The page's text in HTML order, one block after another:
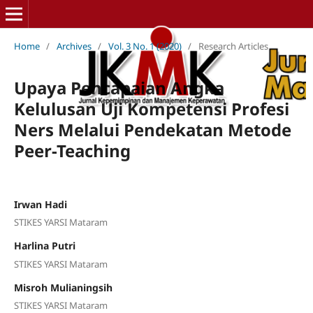
Home / Archives / Vol. 3 No. 1 (2020) / Research Articles
Upaya Pencapaian Angka
Kelulusan Uji Kompetensi Profesi
Ners Melalui Pendekatan Metode
Peer-Teaching
Irwan Hadi
STIKES YARSI Mataram
Harlina Putri
STIKES YARSI Mataram
Misroh Mulianingsih
STIKES YARSI Mataram